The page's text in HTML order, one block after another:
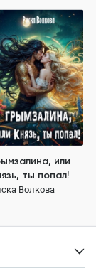
или
ты попал!
Волкова